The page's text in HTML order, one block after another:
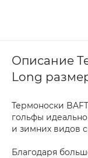
Описание
Long
Термоноски
гольфы
и зимних видов
Благодаря